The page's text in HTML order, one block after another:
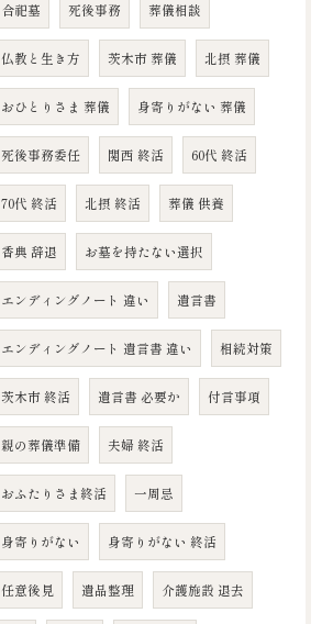
合祀墓 死後事務 葬儀相談
仏教と生き方 茨木市 葬儀 北摂 葬儀
おひとりさま 葬儀 身寄りがない 葬儀
死後事務委任 関西 終活 60代 終活
70代 終活 北摂 終活 葬儀 供養
香典 辞退 お墓を持たない選択
エンディングノート 違い 遺言書
エンディングノート 遺言書 違い 相続対策
茨木市 終活 遺言書 必要か 付言事項
親の葬儀準備 夫婦 終活
おふたりさま終活 一周忌
身寄りがない 身寄りがない 終活
任意後見 遺品整理 介護施設 退去